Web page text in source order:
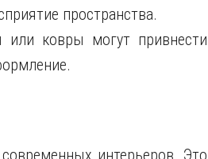
пространства.
или ковры могут привнести
интерьеров. Это